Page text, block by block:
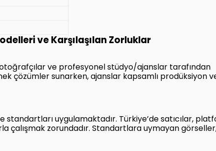
ve Karşılaşılan Zorluklar
ve profesyonel stüdyo/ajanslar tarafından
çözümler sunarken, ajanslar kapsamlı prodüksiyon
uygulamaktadır. Türkiye’de satıcılar,
zorundadır. Standartlara uymayan